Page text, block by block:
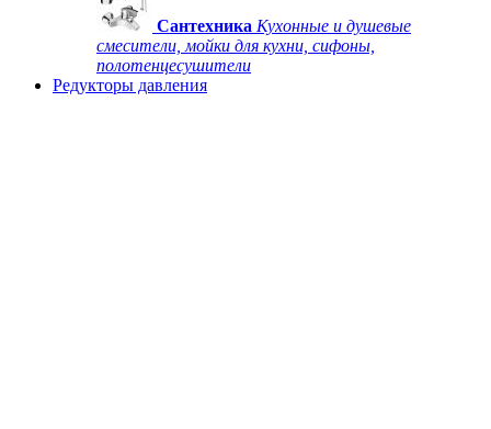
Сантехника Кухонные и душевые
смесители, мойки для кухни, сифоны,
полотенцесушители
Редукторы давления